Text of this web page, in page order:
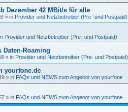
Dezember 42 MBit/s für alle
» in Provider und Netzbetreiber (Pre- und Postpaid)
Provider und Netzbetreiber (Pre- und Postpaid)
Daten-Roaming
» in Provider und Netzbetreiber (Pre- und Postpaid)
yourfone.de
» in FAQs und NEWS zum Angebot von yourfone
» in FAQs und NEWS zum Angebot von yourfone